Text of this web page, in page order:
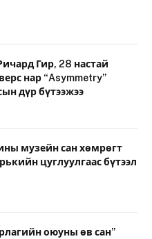
Гир, 28 настай
нар “Asymmetry”
дүр бүтээжээ
музейн сан хөмрөгт
цуглуулгаас бүтээл
оюуны өв сан”